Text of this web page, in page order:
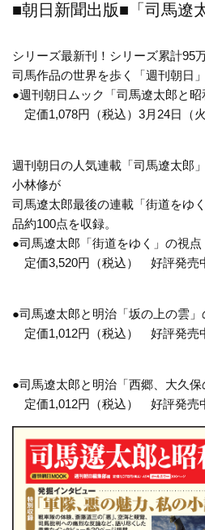
■朝日新聞出版■「司馬遼
シリーズ最新刊！シリーズ累計95
司馬作品の世界を歩く「週刊朝日
●週刊朝日ムック「司馬遼太郎と昭
定価1,078円（税込）3月24日（
週刊朝日の人気連載「司馬遼太郎
小林修が
司馬遼太郎最後の連載「街道をゆ
品約100点を収録。
●司馬遼太郎「街道をゆく」の視点
定価3,520円（税込） 好評発売
●司馬遼太郎と明治「坂の上の雲」
定価1,012円（税込） 好評発売
●司馬遼太郎と明治「西郷、大久保
定価1,012円（税込） 好評発売